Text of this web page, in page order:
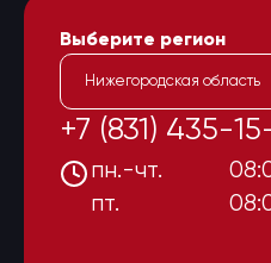
Выберите регион
Нижегородская область
+7 (831) 435-
пн.-чт.
пт.